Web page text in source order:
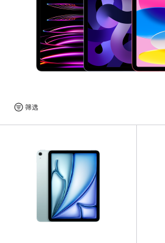
新
iPad。
览
筛选